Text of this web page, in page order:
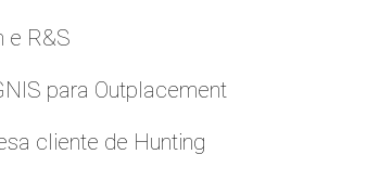
e R&S
para Outplacement
cliente de Hunting